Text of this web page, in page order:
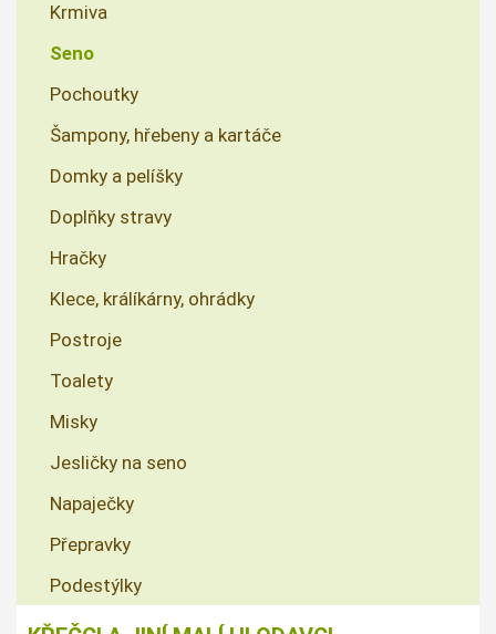
Krmiva
Seno
Pochoutky
Šampony, hřebeny a kartáče
Domky a pelíšky
Doplňky stravy
Hračky
Klece, králíkárny, ohrádky
Postroje
Toalety
Misky
Jesličky na seno
Napaječky
Přepravky
Podestýlky